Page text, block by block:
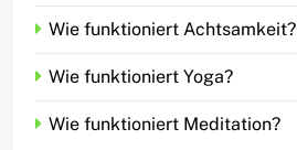
Wie funktioniert Achtsamkeit?
Wie funktioniert Yoga?
Wie funktioniert Meditation?